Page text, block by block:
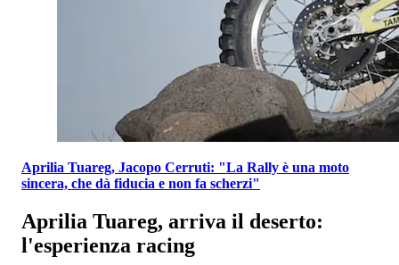
Aprilia Tuareg, Jacopo Cerruti: "La Rally è una moto
sincera, che dà fiducia e non fa scherzi"
Aprilia Tuareg, arriva il deserto:
l'esperienza racing